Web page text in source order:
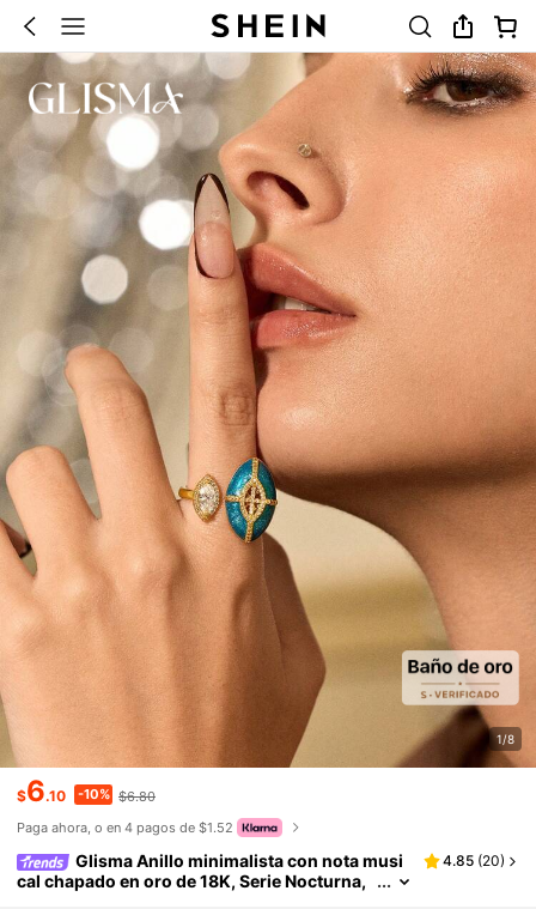
1/8
$6.10 -10% $6.80
Paga ahora, o en 4 pagos de $1.52
Glisma Anillo minimalista con nota musi
cal chapado en oro de 18K, Serie Nocturna,
4.85 (20)